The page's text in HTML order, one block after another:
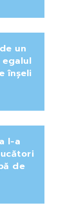
un
înșeli
l-a
de